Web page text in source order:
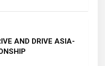
AND DRIVE ASIA-